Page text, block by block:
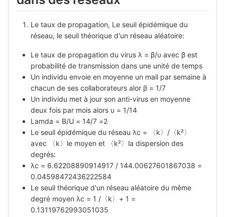
Le taux de propagation, Le seuil épidémique du
réseau, le seuil théorique d'un réseau aléatoire:
Le taux de propagation du virus λ = β/υ avec β est
probabilité de transmission dans une unité de temps
Un individu envoie en moyenne un mail par semaine à
chacun de ses collaborateurs alor β = 1/7
Un individu met à jour son anti-virus en moyenne
deux fois par mois alors υ = 1/14
Lamda = B/U = 14/7 =2
Le seuil épidémique du réseau λc = 〈k〉/〈k²〉
avec 〈k〉le moyen et 〈k²〉la dispersion des
degrés:
λc = 6.62208890914917 / 144.00627601867038 =
0.04598472436222584
Le seuil théorique d'un réseau aléatoire du même
degré moyen λc = 1 /〈k〉+ 1 =
0.13119762993051035